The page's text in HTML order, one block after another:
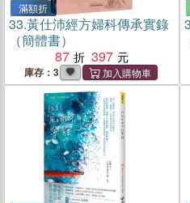
滿額折
33.黃仕沛經方婦科傳承實錄
（簡體書）
87
397
庫存：3